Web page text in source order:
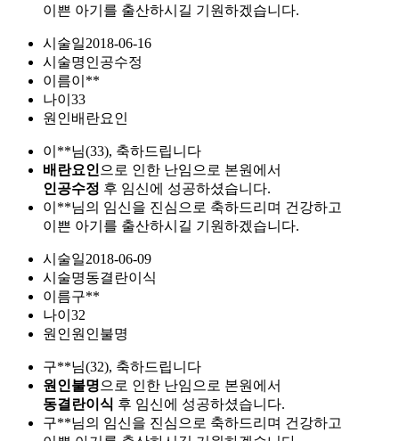
이쁜 아기를 출산하시길 기원하겠습니다.
시술일2018-06-16
시술명인공수정
이름이**
나이 33
원인배란요인
이**님(33), 축하드립니다
배란요인 으로 인한 난임으로 본원에서
인공수정 후 임신에 성공하셨습니다.
이**님의 임신을 진심으로 축하드리며 건강하고
이쁜 아기를 출산하시길 기원하겠습니다.
시술일2018-06-09
시술명동결란이식
이름구**
나이 32
원인원인불명
구**님(32), 축하드립니다
원인불명으로 인한 난임으로 본원에서
동결란이식 후 임신에 성공하셨습니다.
구**님의 임신을 진심으로 축하드리며 건강하고